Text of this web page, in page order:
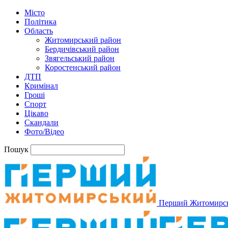
Місто
Політика
Область
Житомирський район
Бердичівський район
Звягельський район
Коростенський район
ДТП
Кримінал
Гроші
Спорт
Цікаво
Скандали
Фото/Відео
Пошук
Перший